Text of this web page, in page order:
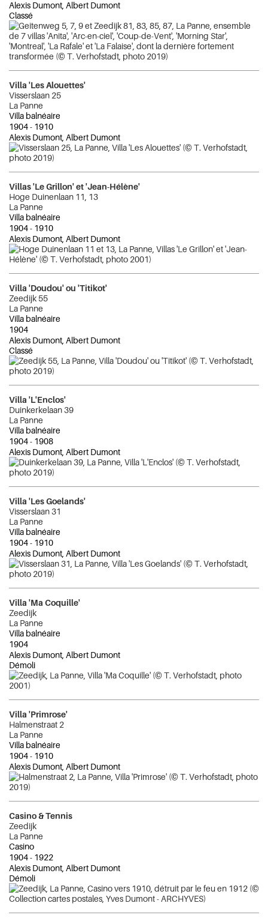
Alexis Dumont, Albert Dumont
Classé
Villa 'Les Alouettes'
Visserslaan 25
La Panne
Villa balnéaire
1904- 1910
Alexis Dumont, Albert Dumont
Villas 'Le Grillon' et 'Jean-Hélène'
Hoge Duinenlaan 11, 13
La Panne
Villa balnéaire
1904- 1910
Alexis Dumont, Albert Dumont
Villa 'Doudou' ou 'Titikot'
Zeedijk 55
La Panne
Villa balnéaire
1904
Alexis Dumont, Albert Dumont
Classé
Villa 'L'Enclos'
Duinkerkelaan 39
La Panne
Villa balnéaire
1904- 1908
Alexis Dumont, Albert Dumont
Villa 'Les Goelands'
Visserslaan 31
La Panne
Villa balnéaire
1904- 1910
Alexis Dumont, Albert Dumont
Villa 'Ma Coquille'
Zeedijk
La Panne
Villa balnéaire
1904
Alexis Dumont, Albert Dumont
Démoli
Villa 'Primrose'
Halmenstraat 2
La Panne
Villa balnéaire
1904- 1910
Alexis Dumont, Albert Dumont
Casino & Tennis
Zeedijk
La Panne
Casino
1904- 1922
Alexis Dumont, Albert Dumont
Démoli